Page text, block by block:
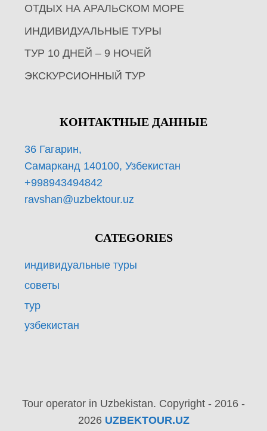
ОТДЫХ НА АРАЛЬСКОМ МОРЕ
ИНДИВИДУАЛЬНЫЕ ТУРЫ
ТУР 10 ДНЕЙ – 9 НОЧЕЙ
ЭКСКУРСИОННЫЙ ТУР
КОНТАКТНЫЕ ДАННЫЕ
36 Гагарин,
Самарканд 140100, Узбекистан
+998943494842
ravshan@uzbektour.uz
CATEGORIES
индивидуальные туры
советы
тур
узбекистан
Tour operator in Uzbekistan. Copyright - 2016 -
2026 UZBEKTOUR.UZ